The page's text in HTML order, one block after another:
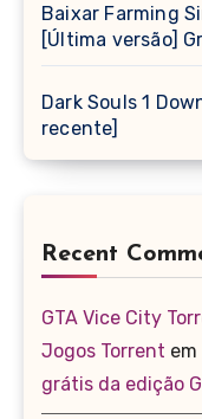
Baixar Farming
[Última versão]
Dark Souls 1
recente]
Recent
GTA Vice City
Jogos Torrent em
grátis da edição